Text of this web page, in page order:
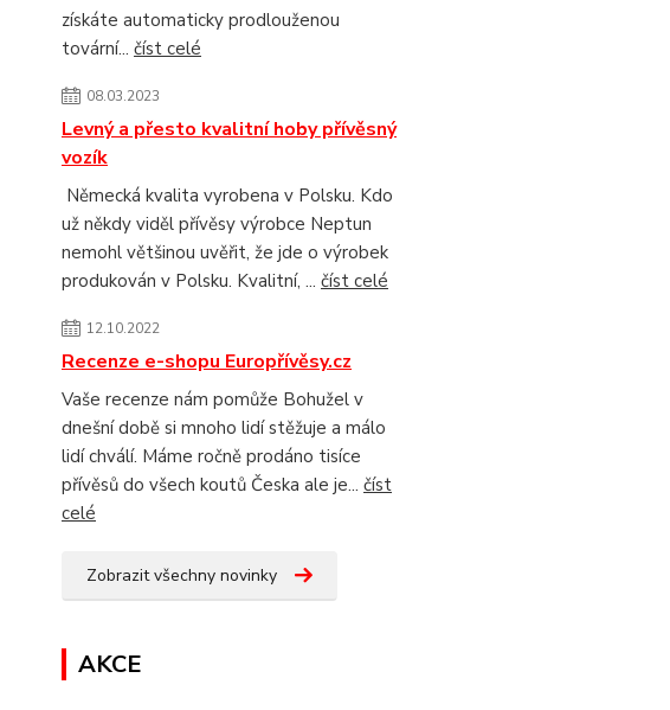
získáte automaticky prodlouženou
tovární... číst celé
08.03.2023
Levný a přesto kvalitní hoby přívěsný
vozík
Německá kvalita vyrobena v Polsku. Kdo
už někdy viděl přívěsy výrobce Neptun
nemohl většinou uvěřit, že jde o výrobek
produkován v Polsku. Kvalitní, ... číst celé
12.10.2022
Recenze e-shopu Europřívěsy.cz
Vaše recenze nám pomůže Bohužel v
dnešní době si mnoho lidí stěžuje a málo
lidí chválí. Máme ročně prodáno tisíce
přívěsů do všech koutů Česka ale je... číst
celé
Zobrazit všechny novinky
AKCE